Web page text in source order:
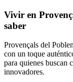
Vivir en
saber
Provençals del
con un toque
para quienes buscan
innovadores.